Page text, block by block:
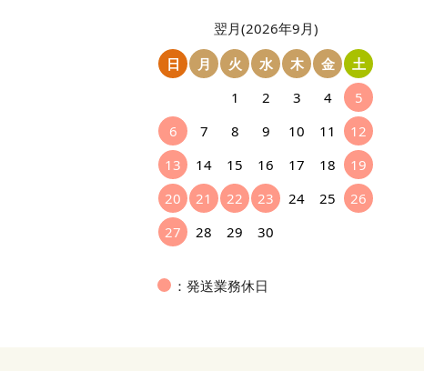
翌月(2026年9月)
日
月 火 水 木 金
土
1
2 3 4
5
6
7 8 9 10 11
12
13
14 15 16 17 18
19
20
21 22 23 24 25
26
27
28 29 30
：発送業務休日